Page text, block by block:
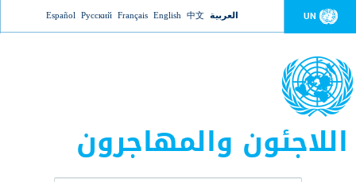
Jump to navigation UN العربية 中文
English
Français
Русский
Español
اللاجئون والمهاجرون